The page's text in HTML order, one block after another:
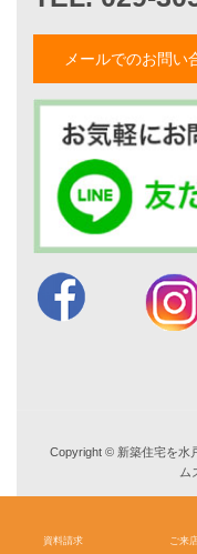
家づくりへの想い
スタッフ紹介
職人紹介
採用情報
お知らせ・イベント情報
ブログ一覧
菅原和彦のブログ
斎藤亮のブログ
メールでのお問い